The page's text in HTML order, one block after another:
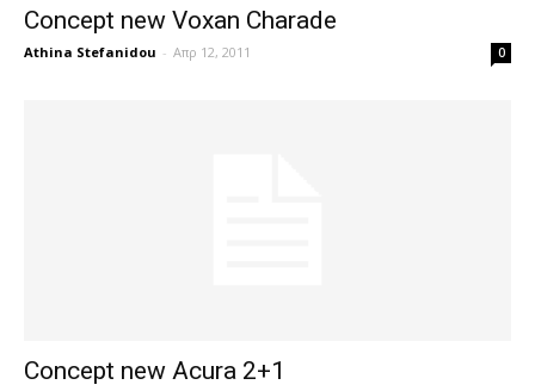
Concept new Voxan Charade
Athina Stefanidou - Απρ 12, 2011 0
Concept new Acura 2+1